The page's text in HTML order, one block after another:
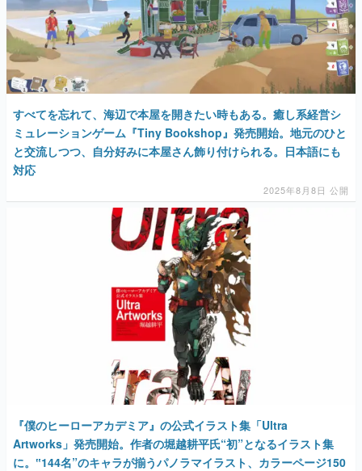
すべてを忘れて、海辺で本屋を開きたい時もある。癒し系経営シ
ミュレーションゲーム『Tiny Bookshop』発売開始。地元のひと
と交流しつつ、自分好みに本屋さん飾り付けられる。日本語にも
対応
2025年8月8日 公開
『僕のヒーローアカデミア』の公式イラスト集「Ultra
Artworks」発売開始。作者の堀越耕平氏“初”となるイラスト集
に。‟144名”のキャラが揃うパノラマイラスト、カラーページ150